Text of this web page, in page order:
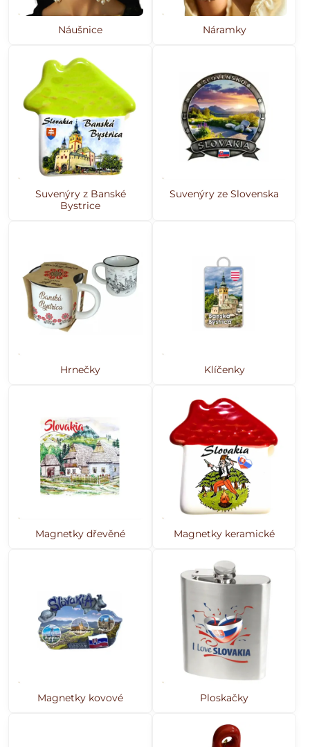
Náušnice Náramky
Suvenýry z Banské
Bystrice
Suvenýry ze Slovenska
Hrnečky Klíčenky
Magnetky dřevěné Magnetky keramické
Magnetky kovové Ploskačky